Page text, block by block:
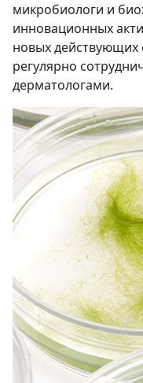
микробиологи и
инновационных
новых
регулярно
дерматологами.